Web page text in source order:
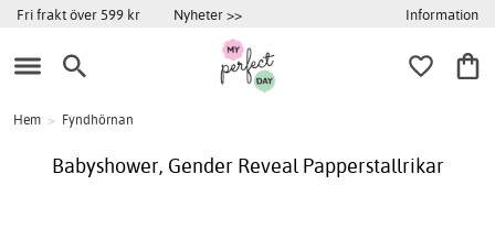
Fri frakt över 599 kr Nyheter >> Information
Hem > Fyndhörnan
Babyshower, Gender Reveal Papperstallrikar